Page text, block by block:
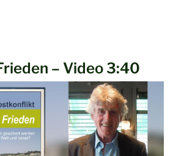
– Video 3:40